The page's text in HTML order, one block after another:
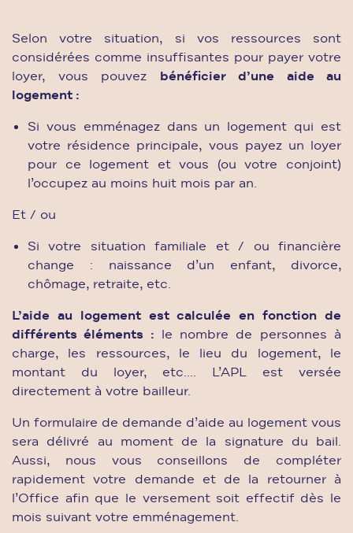
Selon votre situation, si vos ressources sont
considérées comme insuffisantes pour payer votre
loyer, vous pouvez bénéficier d’une aide au
logement :
Si vous emménagez dans un logement qui est
votre résidence principale, vous payez un loyer
pour ce logement et vous (ou votre conjoint)
l’occupez au moins huit mois par an.
Et / ou
Si votre situation familiale et / ou financière
change : naissance d’un enfant, divorce,
chômage, retraite, etc.
L’aide au logement est calculée en fonction de
différents éléments : le nombre de personnes à
charge, les ressources, le lieu du logement, le
montant du loyer, etc.... L’APL est versée
directement à votre bailleur.
Un formulaire de demande d’aide au logement vous
sera délivré au moment de la signature du bail.
Aussi, nous vous conseillons de compléter
rapidement votre demande et de la retourner à
l’Office afin que le versement soit effectif dès le
mois suivant votre emménagement.